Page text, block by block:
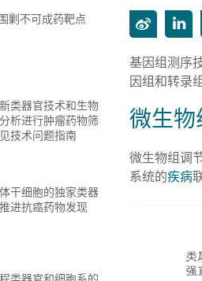
基因组测序
因组和转录
微生物
微生物组调
系统的疾病
剿不可成药靶点
类器官技术和生物
析进行肿瘤药物筛
技术问题指南
干细胞的独家类器
进抗癌药物发现